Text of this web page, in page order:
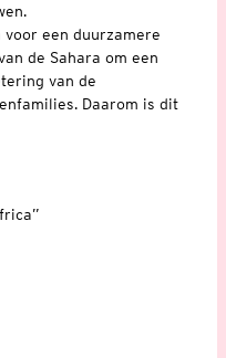
een duurzamere
de Sahara om een
van de
Daarom is dit